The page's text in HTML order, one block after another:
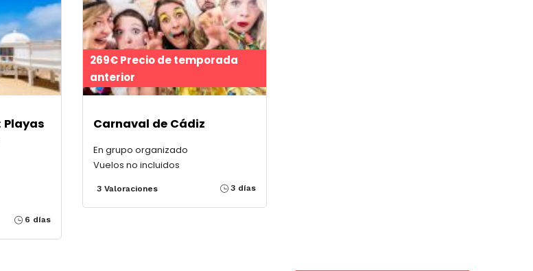
Playas
6 días
269€ Precio de temporada
anterior
Carnaval de Cádiz
En grupo organizado
Vuelos no incluidos
3 Valoraciones 3 días